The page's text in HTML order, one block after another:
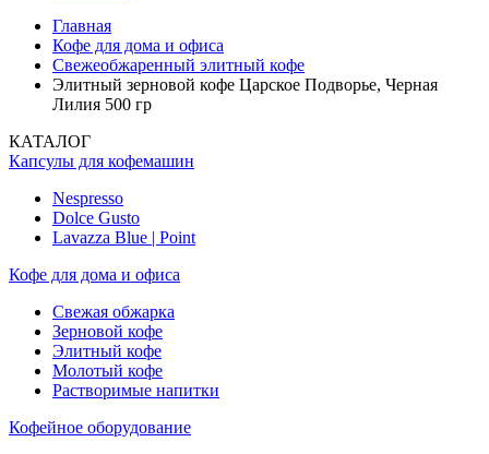
Главная
Кофе для дома и офиса
Свежеобжаренный элитный кофе
Элитный зерновой кофе Царское Подворье, Черная
Лилия 500 гр
КАТАЛОГ
Капсулы для кофемашин
Nespresso
Dolce Gusto
Lavazza Blue | Point
Кофе для дома и офиса
Свежая обжарка
Зерновой кофе
Элитный кофе
Молотый кофе
Растворимые напитки
Кофейное оборудование